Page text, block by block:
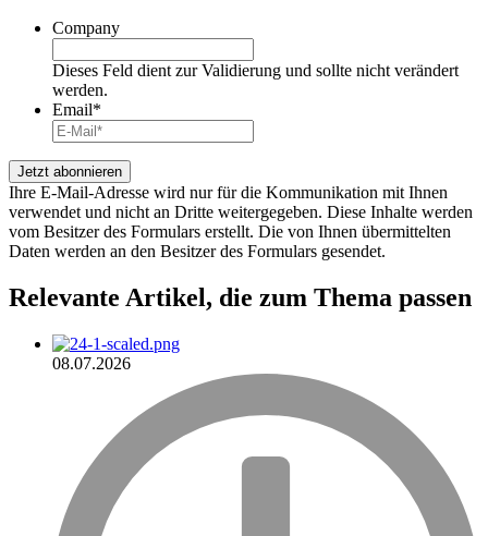
Company
Dieses Feld dient zur Validierung und sollte nicht verändert
werden.
Email*
Ihre E-Mail-Adresse wird nur für die Kommunikation mit Ihnen
verwendet und nicht an Dritte weitergegeben. Diese Inhalte werden
vom Besitzer des Formulars erstellt. Die von Ihnen übermittelten
Daten werden an den Besitzer des Formulars gesendet.
Relevante Artikel, die zum Thema passen
08.07.2026